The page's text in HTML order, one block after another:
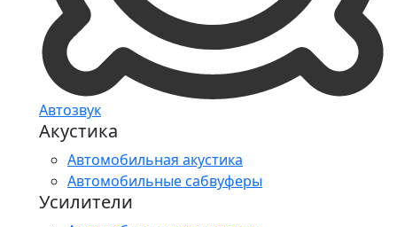
Автозвук
Акустика
Автомобильная акустика
Автомобильные сабвуферы
Усилители